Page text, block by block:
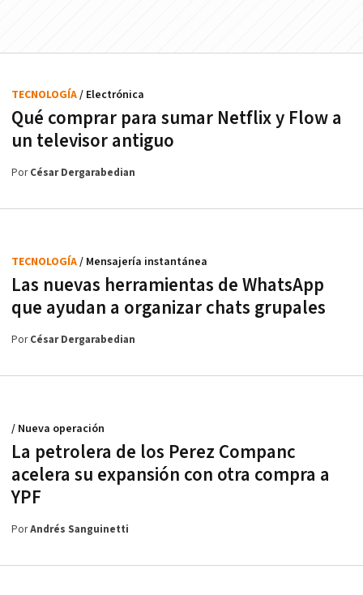
Qué comprar para sumar Netflix y Flow a
un televisor antiguo
TECNOLOGÍA/ Electrónica
PorCésar Dergarabedian
Las nuevas herramientas de WhatsApp
que ayudan a organizar chats grupales
TECNOLOGÍA/ Mensajería instantánea
PorCésar Dergarabedian
La petrolera de los Perez Companc
acelera su expansión con otra compra a
YPF
/ Nueva operación
PorAndrés Sanguinetti